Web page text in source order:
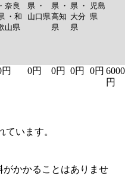
・奈良
・和
山県
県 ・
山口県
県 ・
高知
県
県 ・
大分
県
児島
県
0円 0円 0円 0円 6000
円
ています。
かかることはありませ